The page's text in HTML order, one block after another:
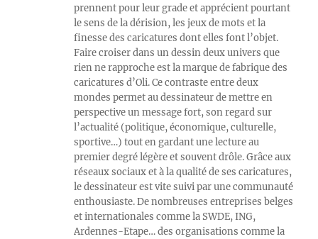
prennent pour leur grade et apprécient pourtant
le sens de la dérision, les jeux de mots et la
finesse des caricatures dont elles font l’objet.
Faire croiser dans un dessin deux univers que
rien ne rapproche est la marque de fabrique des
caricatures d’Oli. Ce contraste entre deux
mondes permet au dessinateur de mettre en
perspective un message fort, son regard sur
l’actualité (politique, économique, culturelle,
sportive…) tout en gardant une lecture au
premier degré légère et souvent drôle. Grâce aux
réseaux sociaux et à la qualité de ses caricatures,
le dessinateur est vite suivi par une communauté
enthousiaste. De nombreuses entreprises belges
et internationales comme la SWDE, ING,
Ardennes-Etape… des organisations comme la